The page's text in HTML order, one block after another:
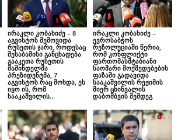
ირაკლი კობახიძე – 8
აგვისტოს შემოვიდა
რუსეთის ჯარი, როდესაც
შესაბამისი განცხადება
გააკეთა რუსეთის
მაშინდელმა
პრეზიდენტმა, 7
აგვისტოს რაც მოხდა, ეს
იყო ის, რომ
სააკაშვილის...
ირაკლი კობახიძე –
ევროსაბჭოს
რეზოლუციაში წერია,
რომ კონფლიქტი
ფართომასშტაბიანი
საომარი მოქმედებების
ფაზაში გადავიდა
სააკაშვილის რეჟიმის
მიერ ცხინვალის
დაბომბვის შემდეგ